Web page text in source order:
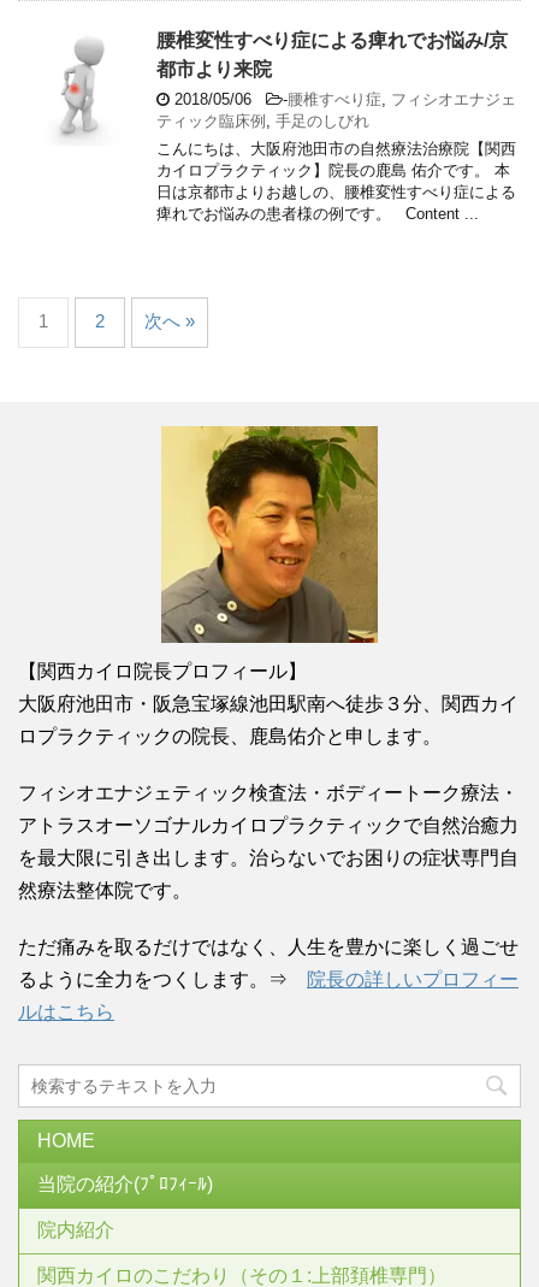
腰椎変性すべり症による痺れでお悩み/京
都市より来院
2018/05/06 -腰椎すべり症
フィシオエナジェ
ティック臨床例 手足のしびれ
こんにちは、大阪府池田市の自然療法治療院【関西
カイロプラクティック】院長の鹿島 佑介です。 本
日は京都市よりお越しの、腰椎変性すべり症による
痺れでお悩みの患者様の例です。 Content ...
1 2 次へ »
【関西カイロ院長プロフィール】
大阪府池田市・阪急宝塚線池田駅南へ徒歩３分、関西カイ
ロプラクティックの院長、鹿島佑介と申します。
フィシオエナジェティック検査法・ボディートーク療法・
アトラスオーソゴナルカイロプラクティックで自然治癒力
を最大限に引き出します。治らないでお困りの症状専門自
然療法整体院です。
ただ痛みを取るだけではなく、人生を豊かに楽しく過ごせ
るように全力をつくします。⇒
院長の詳しいプロフィー
ルはこちら
HOME
当院の紹介(ﾌﾟﾛﾌｨｰﾙ)
院内紹介
関西カイロのこだわり（その１:上部頚椎専門）